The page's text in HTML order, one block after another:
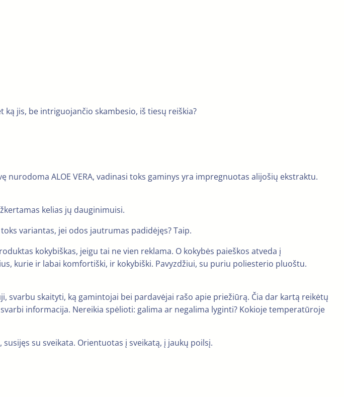
jis, be intriguojančio skambesio, iš tiesų reiškia?
ALOE VERA, vadinasi toks gaminys yra impregnuotas alijošių ekstraktu.
kelias jų dauginimuisi.
variantas, jei odos jautrumas padidėjęs? Taip.
kokybiškas, jeigu tai ne vien reklama. O kokybės paieškos atveda į
kurie ir labai komfortiški, ir kokybiški. Pavyzdžiui, su puriu poliesterio pluoštu.
svarbu skaityti, ką gamintojai bei pardavėjai rašo apie priežiūrą. Čia dar kartą reikėtų
informacija. Nereikia spėlioti: galima ar negalima lyginti? Kokioje temperatūroje
su sveikata. Orientuotas į sveikatą, į jaukų poilsį.